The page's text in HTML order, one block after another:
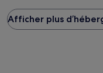
plus
bas
trouvé
Afficher plus